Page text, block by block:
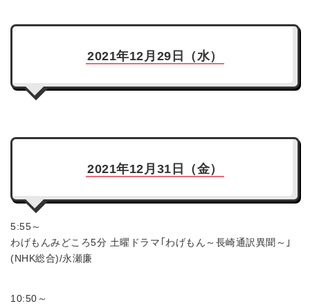
2021年12月29日（水）
2021年12月31日（金）
5:55～
わげもんみどころ5分 土曜ドラマ｢わげもん～長崎通訳異聞～｣
(NHK総合)/永瀬廉
10:50～